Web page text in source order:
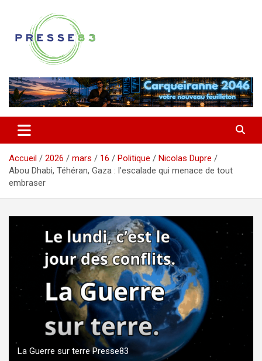
contenu
Presse 83
Accueil 2026 mars 16 Politique
Nicolas Dupre
Abou Dhabi, Téhéran, Gaza : l’escalade qui menace de tout
embraser
La Guerre sur terre Presse83